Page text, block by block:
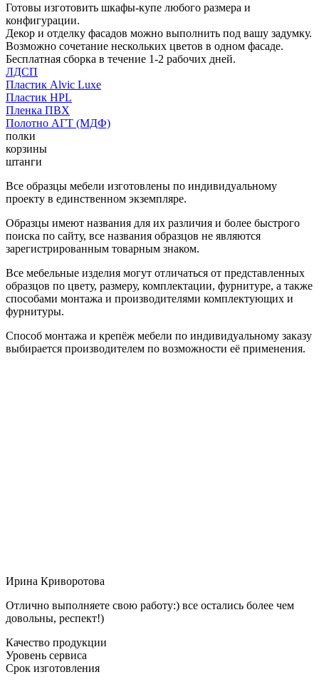
Готовы изготовить шкафы-купе любого размера и
конфигурации.
Декор и отделку фасадов можно выполнить под вашу задумку.
Возможно сочетание нескольких цветов в одном фасаде.
Бесплатная сборка в течение 1-2 рабочих дней.
ЛДСП
Пластик Alvic Luxe
Пластик HPL
Пленка ПВХ
Полотно АГТ (МДФ)
полки
корзины
штанги
Все образцы мебели изготовлены по индивидуальному
проекту в единственном экземпляре.
Образцы имеют названия для их различия и более быстрого
поиска по сайту, все названия образцов не являются
зарегистрированным товарным знаком.
Все мебельные изделия могут отличаться от представленных
образцов по цвету, размеру, комплектации, фурнитуре, а также
способами монтажа и производителями комплектующих и
фурнитуры.
Способ монтажа и крепёж мебели по индивидуальному заказу
выбирается производителем по возможности её применения.
Ирина Криворотова
Отлично выполняете свою работу:) все остались более чем
довольны, респект!)
Качество продукции
Уровень сервиса
Срок изготовления